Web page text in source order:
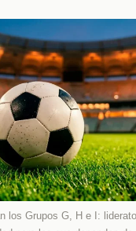
los Grupos G, H e I: